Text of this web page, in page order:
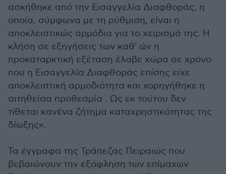
ασκήθηκε από την Εισαγγελία Διαφθοράς, η
οποία, σύμφωνα με τη ρύθμιση, είναι η
αποκλειστικώς αρμόδια για το χειρισμό της. Η
κλήση σε εξηγήσεις των καθ' ών η
προκαταρκτική εξέταση έλαβε χώρα σε χρόνο
που η Εισαγγελία Διαφθοράς επίσης είχε
αποκλειστική αρμοδιότητα και χορηγήθηκε η
αιτηθείσα προθεσμία . Ως εκ τούτου δεν
τίθεται κανένα ζήτημα καταχρηστικότητας της
δίωξης».
Τα έγγραφα της Τράπεζας Πειραιώς που
βεβαιώνουν την εξόφληση των επίμαχων